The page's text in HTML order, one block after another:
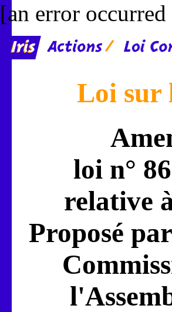
[an error
Loi sur
loi n°
relative
Proposé